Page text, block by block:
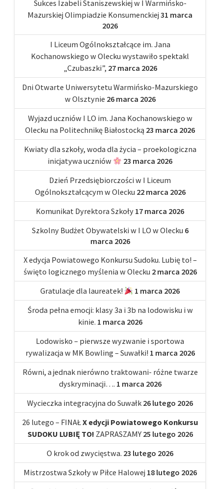
Sukces Izabeli Staniszewskiej w I Warmińsko-
Mazurskiej Olimpiadzie Konsumenckiej 31 marca
2026
I Liceum Ogólnokształcące im. Jana
Kochanowskiego w Olecku wystawiło spektakl
„Czubaszki”, 27 marca 2026
Dni Otwarte Uniwersytetu Warmińsko-Mazurskiego
w Olsztynie 26 marca 2026
Wyjazd uczniów I LO im. Jana Kochanowskiego w
Olecku na Politechnikę Białostocką 23 marca 2026
Kwiaty dla szkoły, woda dla życia – proekologiczna
inicjatywa uczniów
23 marca 2026
Dzień Przedsiębiorczości w I Liceum
Ogólnokształcącym w Olecku 22 marca 2026
Komunikat Dyrektora Szkoły 17 marca 2026
Szkolny Budżet Obywatelski w I LO w Olecku 6
marca 2026
X edycja Powiatowego Konkursu Sudoku. Lubię to! –
święto logicznego myślenia w Olecku 2 marca 2026
Gratulacje dla laureatek!
1 marca 2026
Środa pełna emocji: klasy 3a i 3b na lodowisku i w
kinie. 1 marca 2026
Lodowisko – pierwsze wyzwanie i sportowa
rywalizacja w MK Bowling – Suwałki! 1 marca 2026
Równi, a jednak nierówno traktowani- różne twarze
dyskryminacji…. 1 marca 2026
Wycieczka integracyjna do Suwałk 26 lutego 2026
26 lutego – FINAŁX edycji Powiatowego Konkursu
SUDOKU LUBIĘ TO! ZAPRASZAMY 25 lutego 2026
O krok od zwycięstwa. 23 lutego 2026
Mistrzostwa Szkoły w Piłce Halowej 18 lutego 2026